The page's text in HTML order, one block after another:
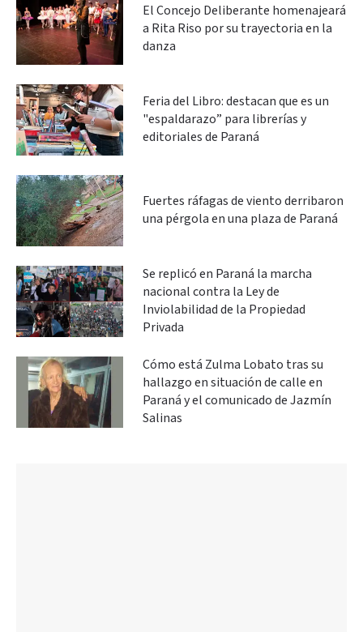
El Concejo Deliberante homenajeará
a Rita Riso por su trayectoria en la
danza
Feria del Libro: destacan que es un
"espaldarazo” para librerías y
editoriales de Paraná
Fuertes ráfagas de viento derribaron
una pérgola en una plaza de Paraná
Se replicó en Paraná la marcha
nacional contra la Ley de
Inviolabilidad de la Propiedad
Privada
Cómo está Zulma Lobato tras su
hallazgo en situación de calle en
Paraná y el comunicado de Jazmín
Salinas